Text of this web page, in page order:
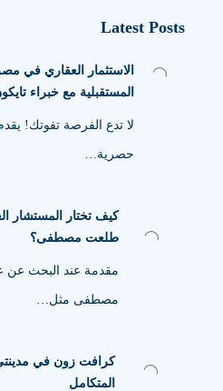
Latest Posts
المستقبلية مع خبراء
لا تدع الفرصة تفوتك!
حصرية…
كيف تختار المستشار
طلعت مصطفى؟
مقدمة عند البحث عن
مصطفى مثل…
كرافت زون في
المتكامل